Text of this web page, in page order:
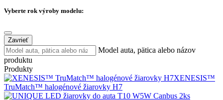
Vyberte rok výroby modelu:
Zavrieť
Model auta, pätica alebo názov
produktu
Produkty
XENESIS™
TruMatch™ halogénové žiarovky H7